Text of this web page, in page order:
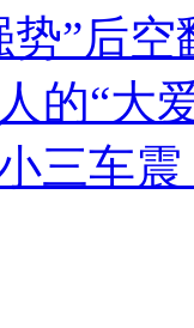
势”后空
的“大
三车